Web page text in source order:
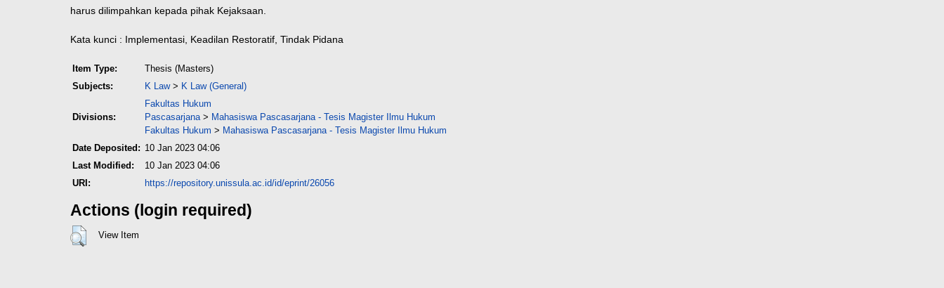
harus dilimpahkan kepada pihak Kejaksaan.
Kata kunci : Implementasi, Keadilan Restoratif, Tindak Pidana
Item Type:
Thesis (Masters)
Subjects:
K Law> K Law (General)
Divisions:
Fakultas Hukum
Pascasarjana> Mahasiswa Pascasarjana - Tesis Magister Ilmu Hukum
Fakultas Hukum > Mahasiswa Pascasarjana - Tesis Magister Ilmu Hukum
Date Deposited: 10 Jan 2023 04:06
Last Modified:
10 Jan 2023 04:06
URI:
https://repository.unissula.ac.id/id/eprint/26056
Actions (login required)
View Item